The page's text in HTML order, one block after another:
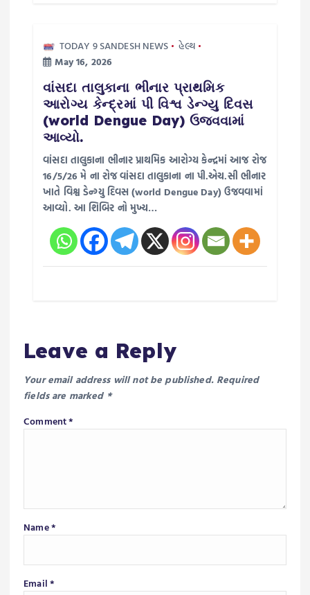
TODAY 9 SANDESH NEWS
હેલ્થ
May 16, 2026
વાંસદા તાલુકાના ભીનાર પ્રાથમિક
આરોગ્ય કેન્દ્રમાં પી વિશ્વ ડેન્ગ્યુ દિવસ
(world Dengue Day) ઉજવવામાં
આવ્યો.
વાંસદા તાલુકાના ભીનાર પ્રાથમિક આરોગ્ય કેન્દ્રમાં આજ રોજ
16/5/26 મે‌ ના રોજ વાંસદા તાલુકાના ના પી.એચ.સી ભીનાર
ખાતે વિશ્વ ડેન્ગ્યુ દિવસ (world Dengue Day) ઉજવવામાં
આવ્યો. આ શિબિર નો મુખ્ય…
Leave a Reply
Your email address will not be published. Required
fields are marked *
Comment*
Name*
Email*